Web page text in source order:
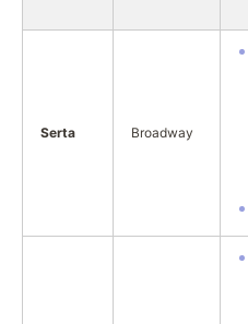
Serta Broadway